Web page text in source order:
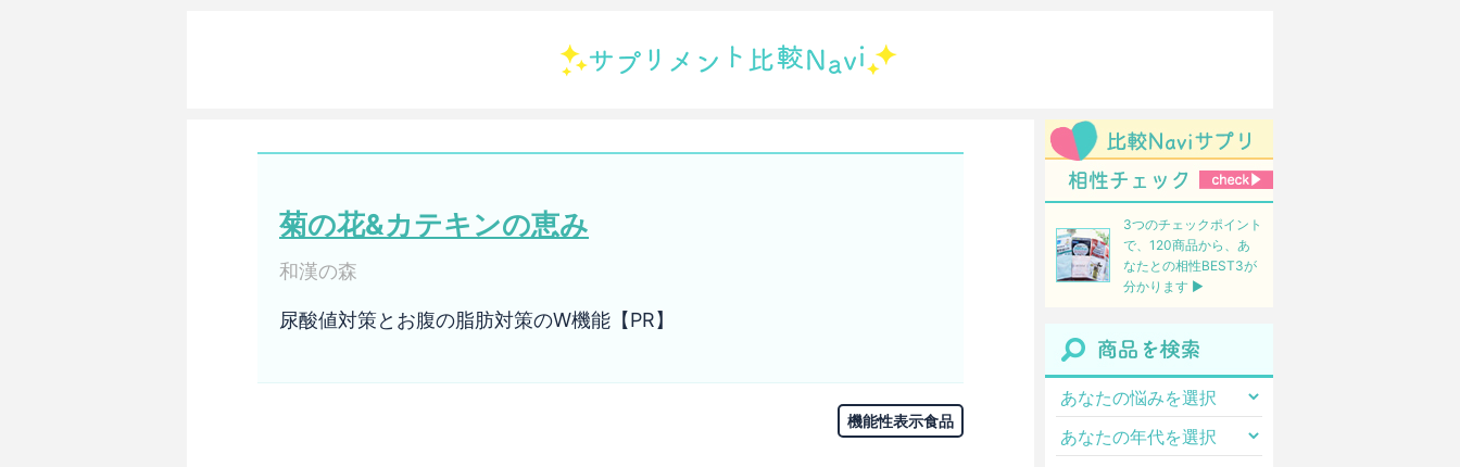
菊の花&カテキンの恵み
和漢の森
尿酸値対策とお腹の脂肪対策のW機能【PR】
機能性表示食品
3つのチェックポイント
で、120商品から、あ
なたとの相性BEST3が
分かります ▶︎